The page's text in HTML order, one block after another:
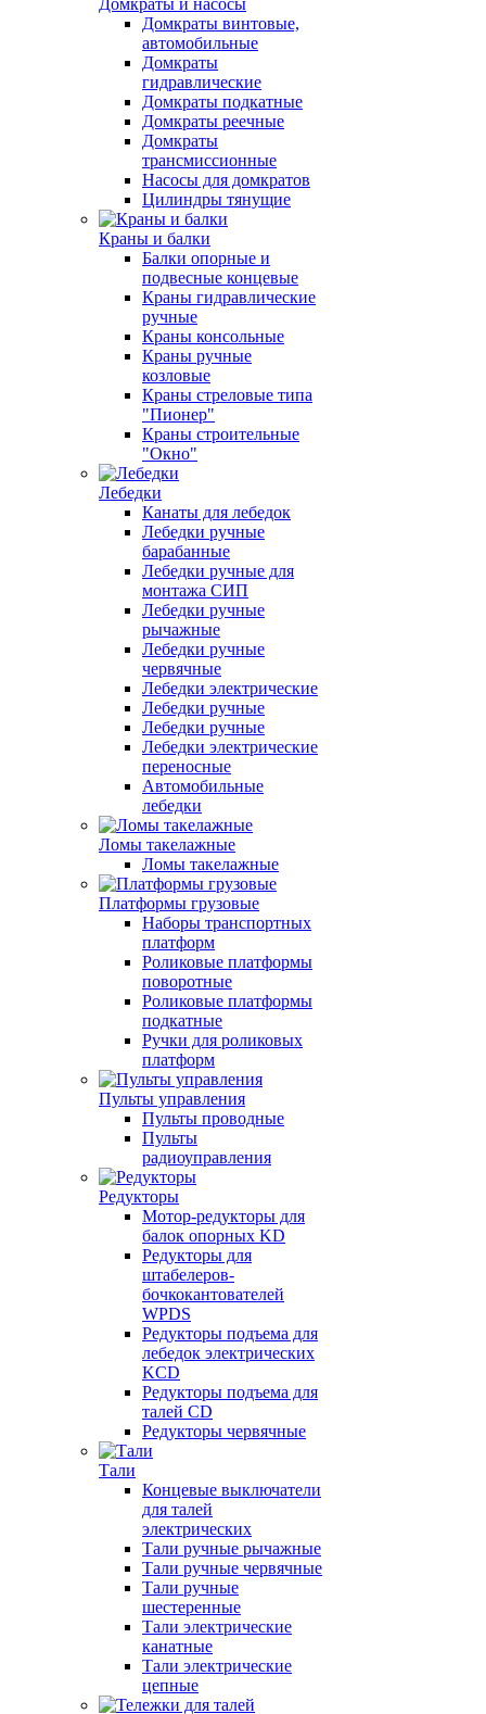
Домкраты и насосы
Домкраты винтовые,
автомобильные
Домкраты
гидравлические
Домкраты подкатные
Домкраты реечные
Домкраты
трансмиссионные
Насосы для домкратов
Цилиндры тянущие
Краны и балки
Балки опорные и
подвесные концевые
Краны гидравлические
ручные
Краны консольные
Краны ручные
козловые
Краны стреловые типа
"Пионер"
Краны строительные
"Окно"
Лебедки
Канаты для лебедок
Лебедки ручные
барабанные
Лебедки ручные для
монтажа СИП
Лебедки ручные
рычажные
Лебедки ручные
червячные
Лебедки электрические
Лебедки ручные
Лебедки ручные
Лебедки электрические
переносные
Автомобильные
лебедки
Ломы такелажные
Ломы такелажные
Платформы грузовые
Наборы транспортных
платформ
Роликовые платформы
поворотные
Роликовые платформы
подкатные
Ручки для роликовых
платформ
Пульты управления
Пульты проводные
Пульты
радиоуправления
Редукторы
Мотор-редукторы для
балок опорных KD
Редукторы для
штабелеров-
бочкокантователей
WPDS
Редукторы подъема для
лебедок электрических
KCD
Редукторы подъема для
талей CD
Редукторы червячные
Тали
Концевые выключатели
для талей
электрических
Тали ручные рычажные
Тали ручные червячные
Тали ручные
шестеренные
Тали электрические
канатные
Тали электрические
цепные